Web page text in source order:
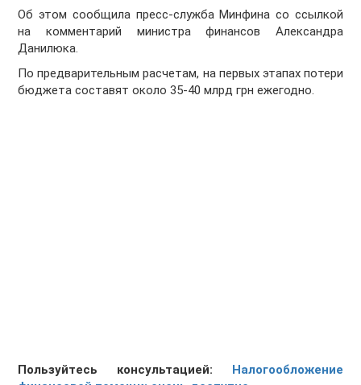
Об этом сообщила пресс-служба Минфина со ссылкой
на комментарий министра финансов Александра
Данилюка.
По предварительным расчетам, на первых этапах потери
бюджета составят около 35-40 млрд грн ежегодно.
Пользуйтесь консультацией: Налогообложение